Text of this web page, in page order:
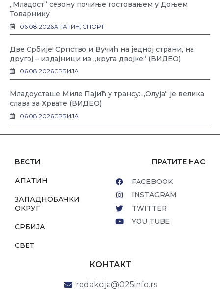
„Младост“ сезону почиње гостовањем у Доњем
Товарнику
06.08.2026АПАТИН, СПОРТ
Две Србије! Српство и Вучић на једној страни, на
другој – издајници из „круга двојке“ (ВИДЕО)
06.08.2026СРБИЈА
Младоусташе Миле Пајић у трансу: „Олуја“ је велика
слава за Хрвате (ВИДЕО)
06.08.2026СРБИЈА
ВЕСТИ
АПАТИН
ЗАПАДНОБАЧКИ
ОКРУГ
СРБИЈА
СВЕТ
ПРАТИТЕ НАС
FACEBOOK
INSTAGRAM
TWITTER
YOU TUBE
КОНТАКТ
redakcija@025info.rs